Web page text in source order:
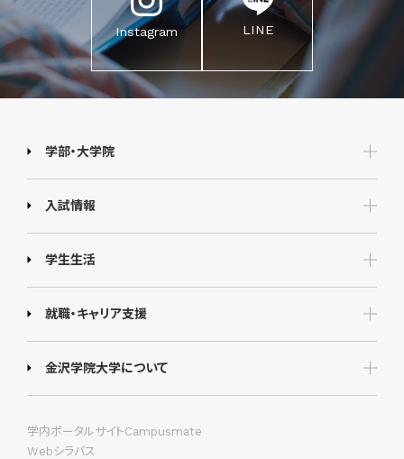
Instagram LINE
学部・大学院
入試情報
学生生活
就職・キャリア支援
金沢学院大学について
学内ポータルサイトCampusmate
Webシラバス